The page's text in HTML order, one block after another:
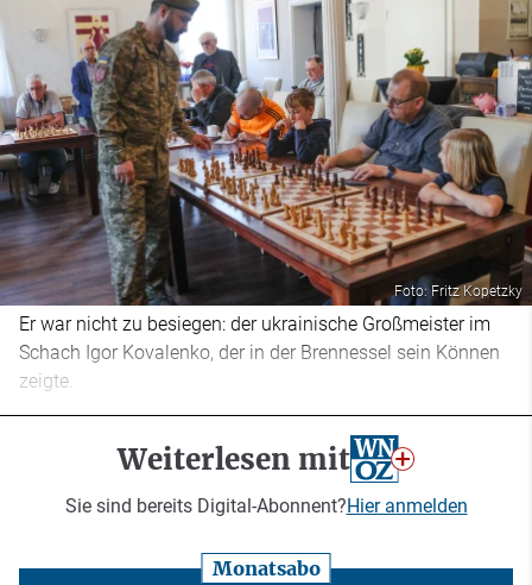
Foto: Fritz Kopetzky
Er war nicht zu besiegen: der ukrainische Großmeister im
Schach Igor Kovalenko, der in der Brennessel sein Können
zeigte.
Weiterlesen mit
Sie sind bereits Digital-Abonnent?Hier anmelden
Monatsabo